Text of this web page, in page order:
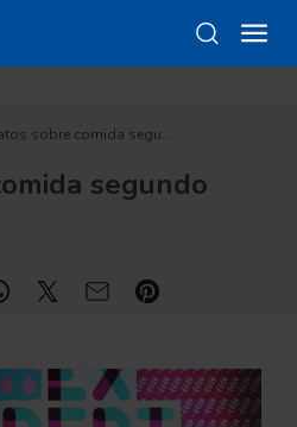
sobre comida segu…
segundo